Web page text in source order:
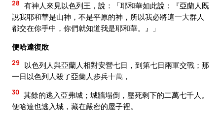
28 有神人來見以色列王，說：「耶和華如此說：『亞蘭人既
說我耶和華是山神，不是平原的神，所以我必將這一大群人
都交在你手中，你們就知道我是耶和華。』」
便哈達復敗
29
以色列人與亞蘭人相對安營七日，到第七日兩軍交戰；那
一日以色列人殺了亞蘭人步兵十萬，
30 其餘的逃入亞弗城；城牆塌倒，壓死剩下的二萬七千人。
便哈達也逃入城，藏在嚴密的屋子裡。